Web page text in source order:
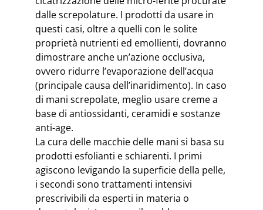
dalle screpolature. I prodotti da usare in
questi casi, oltre a quelli con le solite
proprietà nutrienti ed emollienti, dovranno
dimostrare anche un’azione occlusiva,
ovvero ridurre l’evaporazione dell’acqua
(principale causa dell’inaridimento). In caso
di mani screpolate, meglio usare creme a
base di antiossidanti, ceramidi e sostanze
anti-age.
La cura delle macchie delle mani si basa su
prodotti esfolianti e schiarenti. I primi
agiscono levigando la superficie della pelle,
i secondi sono trattamenti intensivi
prescrivibili da esperti in materia o